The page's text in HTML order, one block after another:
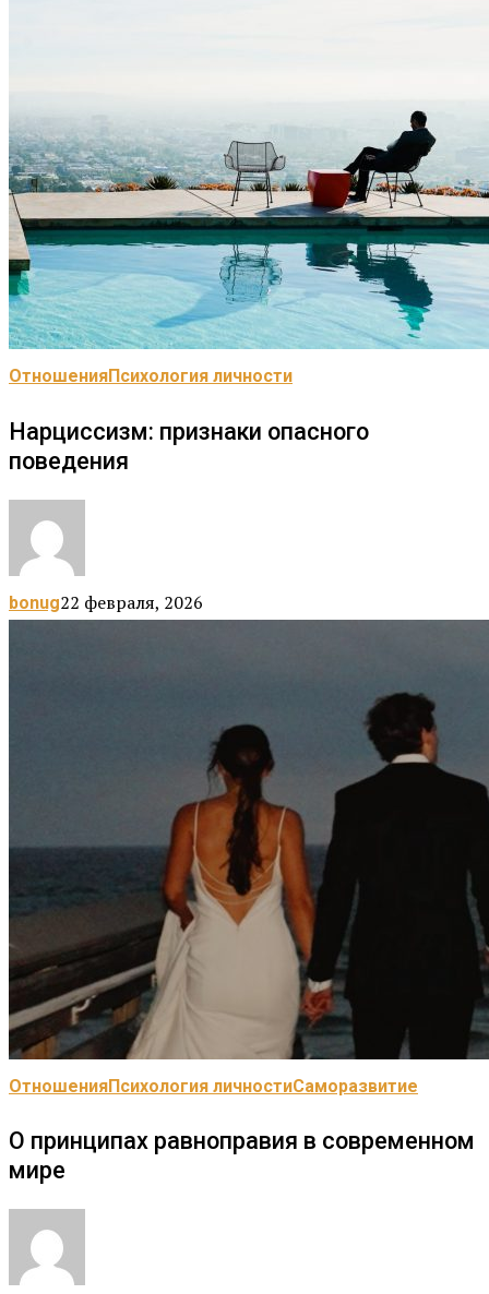
ОтношенияПсихология личности
Нарциссизм: признаки опасного
поведения
bonug22 февраля, 2026
ОтношенияПсихология личностиСаморазвитие
О принципах равноправия в современном
мире